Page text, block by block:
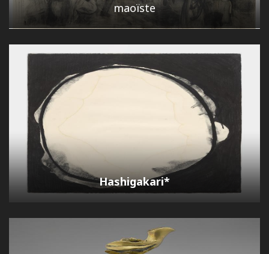
maoïste
Hashigakari*